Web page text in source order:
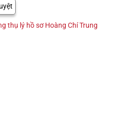
thụ lý hồ sơ Hoàng Chí Trung